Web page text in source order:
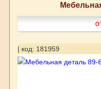
| код: 181959